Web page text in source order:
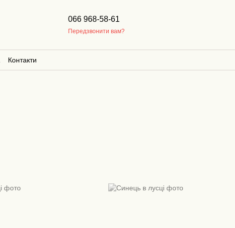
066 968-58-61
Передзвонити вам?
Контакти